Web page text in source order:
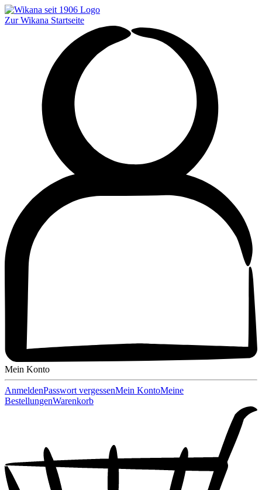
Zur Wikana Startseite
Mein Konto
AnmeldenPasswort vergessenMein KontoMeine
BestellungenWarenkorb